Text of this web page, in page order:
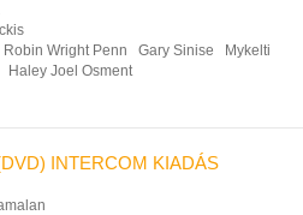
Robin Wright Penn Gary Sinise
Mykelti
Haley Joel Osment
INTERCOM KIADÁS